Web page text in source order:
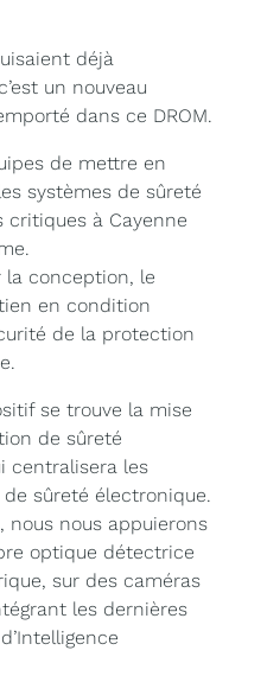
déjà
un nouveau
dans ce DROM.
de mettre en
systèmes de sûreté
critiques à Cayenne
la conception, le
en condition
de la protection
se trouve la mise
de sûreté
centralisera les
sûreté électronique.
nous nous appuierons
optique détectrice
sur des caméras
les dernières